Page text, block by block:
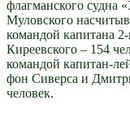
флагманского судна
Муловского
командой капитана
Киреевского – 154
командой капитан-
фон Сиверса и
человек.